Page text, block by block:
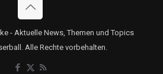
- Aktuelle News, Themen und Topics
Alle Rechte vorbehalten.